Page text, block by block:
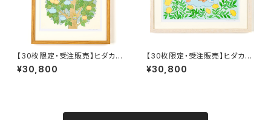
【30枚限定・受注販売】ヒダカナ
オト 複製原画B 「寝息と鼻歌の
木」額装込み、直筆サイン入り、7
¥30,800
【30枚限定・受注販売】ヒダカナ
オト 複製原画C 「昼寝をするぼ
んやり子だぬきたち」額装込み、
¥30,800